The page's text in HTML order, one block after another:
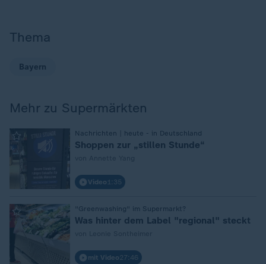
Thema
Bayern
Mehr zu Supermärkten
Nachrichten | heute - in Deutschland
Shoppen zur „stillen Stunde“
Video 1:35
"Greenwashing" im Supermarkt?
Was hinter dem Label "regional" steckt
mit Video27:46